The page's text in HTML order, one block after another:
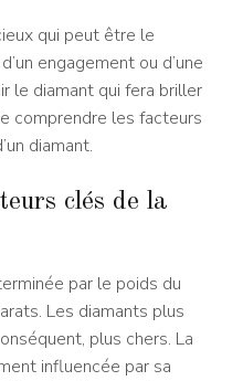
qui peut être le
engagement ou d’une
le diamant qui fera briller
comprendre les facteurs
diamant.
clés de la
par le poids du
Les diamants plus
plus chers. La
influencée par sa